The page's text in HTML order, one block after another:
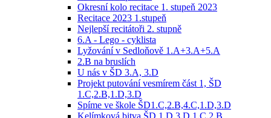
Okresní kolo recitace 1. stupeň 2023
Recitace 2023 1.stupeň
Nejlepší recitátoři 2. stupně
6.A - Lego - cyklista
Lyžování v Sedloňově 1.A+3.A+5.A
2.B na bruslích
U nás v ŠD 3.A, 3.D
Projekt putování vesmírem část 1, ŠD
1.C,2.B,1.D,3.D
Spíme ve škole ŠD1.C,2.B,4.C,1.D,3.D
Kelímková bitva ŠD 1.D,3.D,1.C,2.B